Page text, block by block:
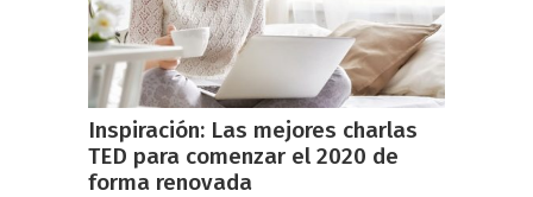
Inspiración: Las mejores charlas
TED para comenzar el 2020 de
forma renovada